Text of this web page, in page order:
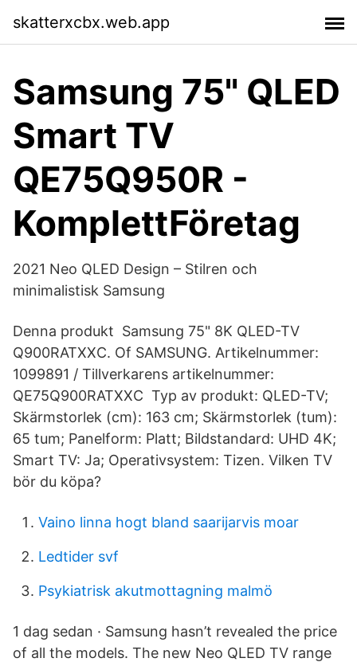
skatterxcbx.web.app
Samsung 75" QLED
Smart TV
QE75Q950R -
KomplettFöretag
2021 Neo QLED Design – Stilren och
minimalistisk Samsung
Denna produkt Samsung 75" 8K QLED-TV
Q900RATXXC. Of SAMSUNG. Artikelnummer:
1099891 / Tillverkarens artikelnummer:
QE75Q900RATXXC Typ av produkt: QLED-TV;
Skärmstorlek (cm): 163 cm; Skärmstorlek (tum):
65 tum; Panelform: Platt; Bildstandard: UHD 4K;
Smart TV: Ja; Operativsystem: Tizen. Vilken TV
bör du köpa?
Vaino linna hogt bland saarijarvis moar
Ledtider svf
Psykiatrisk akutmottagning malmö
1 dag sedan · Samsung hasn’t revealed the price
of all the models. The new Neo QLED TV range